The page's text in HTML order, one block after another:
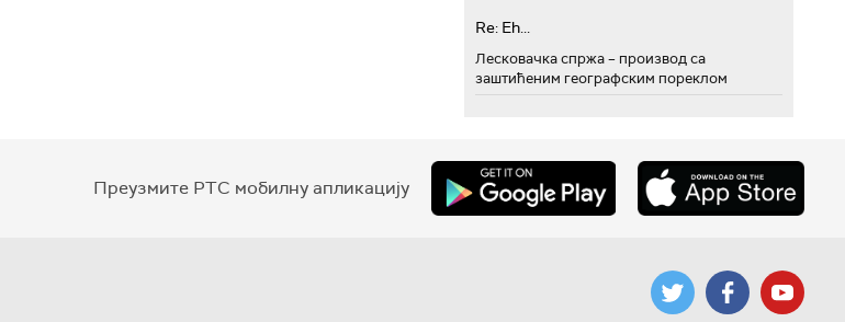
Re: Eh...
Лесковачка спржа – производ са
заштићеним географским пореклом
Преузмите РТС мобилну апликацију